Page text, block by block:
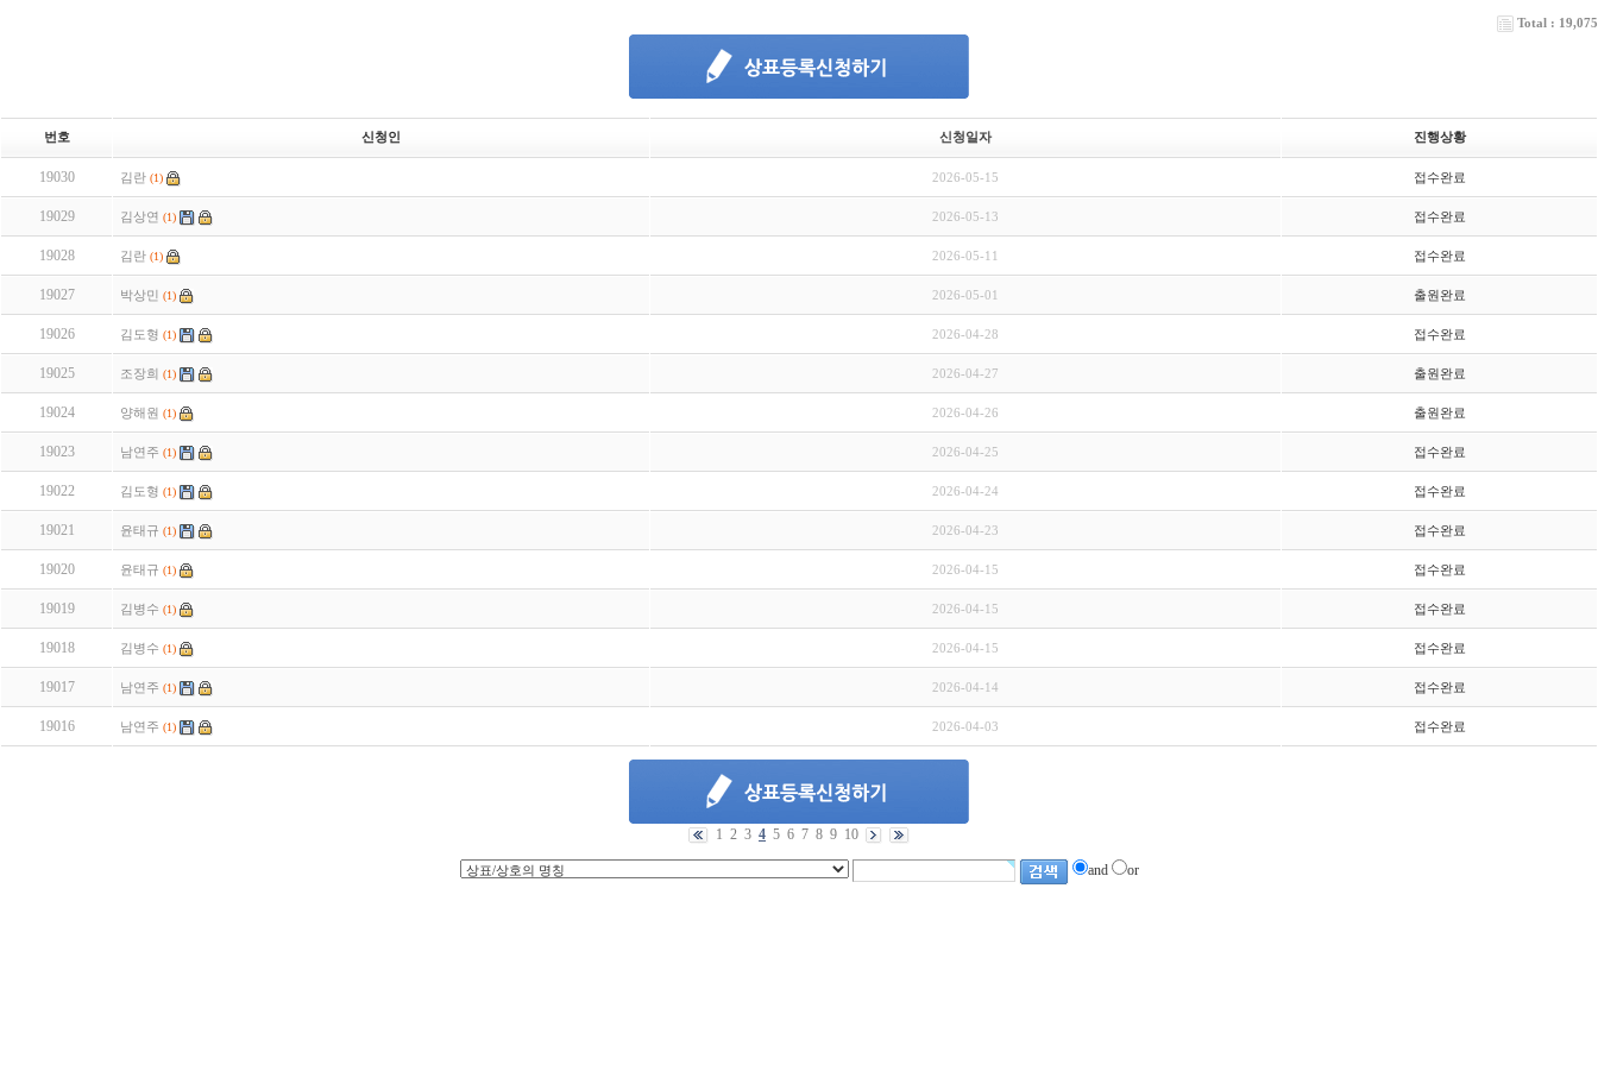
Total : 19,075
번호 신청인 신청일자 진행상황
19030 김란 (1) 2026-05-15 접수완료
19029 김상연 (1) 2026-05-13 접수완료
19028 김란 (1) 2026-05-11 접수완료
19027 박상민 (1) 2026-05-01 출원완료
19026 김도형 (1) 2026-04-28 접수완료
19025 조장희 (1) 2026-04-27 출원완료
19024 양해원 (1) 2026-04-26 출원완료
19023 남연주 (1) 2026-04-25 접수완료
19022 김도형 (1) 2026-04-24 접수완료
19021 윤태규 (1) 2026-04-23 접수완료
19020 윤태규 (1) 2026-04-15 접수완료
19019 김병수 (1) 2026-04-15 접수완료
19018 김병수 (1) 2026-04-15 접수완료
19017 남연주 (1) 2026-04-14 접수완료
19016 남연주 (1) 2026-04-03 접수완료
1 2 3 4 5 6 7 8 9 10
and or